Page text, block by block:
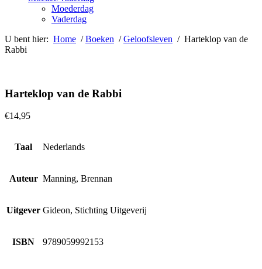
Moederdag
Vaderdag
U bent hier: Home /Boeken /Geloofsleven / Harteklop van de
Rabbi
Harteklop van de Rabbi
€14,95
Taal Nederlands
Auteur Manning, Brennan
Uitgever Gideon, Stichting Uitgeverij
ISBN 9789059992153